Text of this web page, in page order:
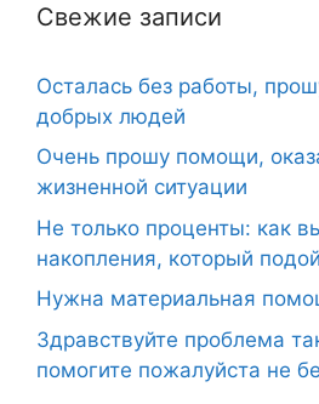
Свежие записи
Осталась без работы,
добрых людей
Очень прошу помощи,
жизненной ситуации
Не только проценты: как
накопления, который
Нужна материальная
Здравствуйте проблема
помогите пожалуйста не